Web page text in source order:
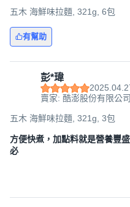
五木 海鮮味拉麵, 321g, 6包
有幫助
彭*瑋
賣家: 酷澎股份有限公司
五木 海鮮味拉麵, 321g, 3包
方便快煮，加點料就是營養豐
必